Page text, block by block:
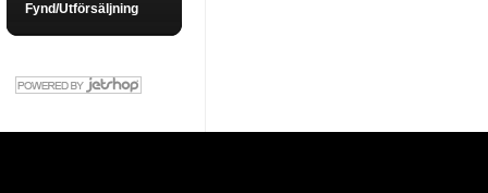
Fynd/Utförsäljning